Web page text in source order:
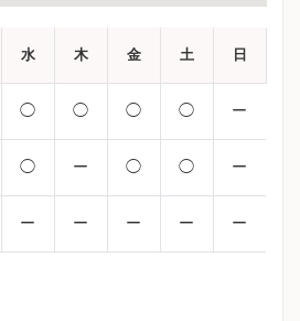
水 木 金 土 日
◯ ◯ ◯ ◯ ー
◯ ー ◯ ◯ ー
ー ー ー ー ー